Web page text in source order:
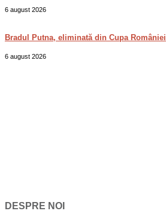
6 august 2026
Bradul Putna, eliminată din Cupa României
6 august 2026
DESPRE NOI